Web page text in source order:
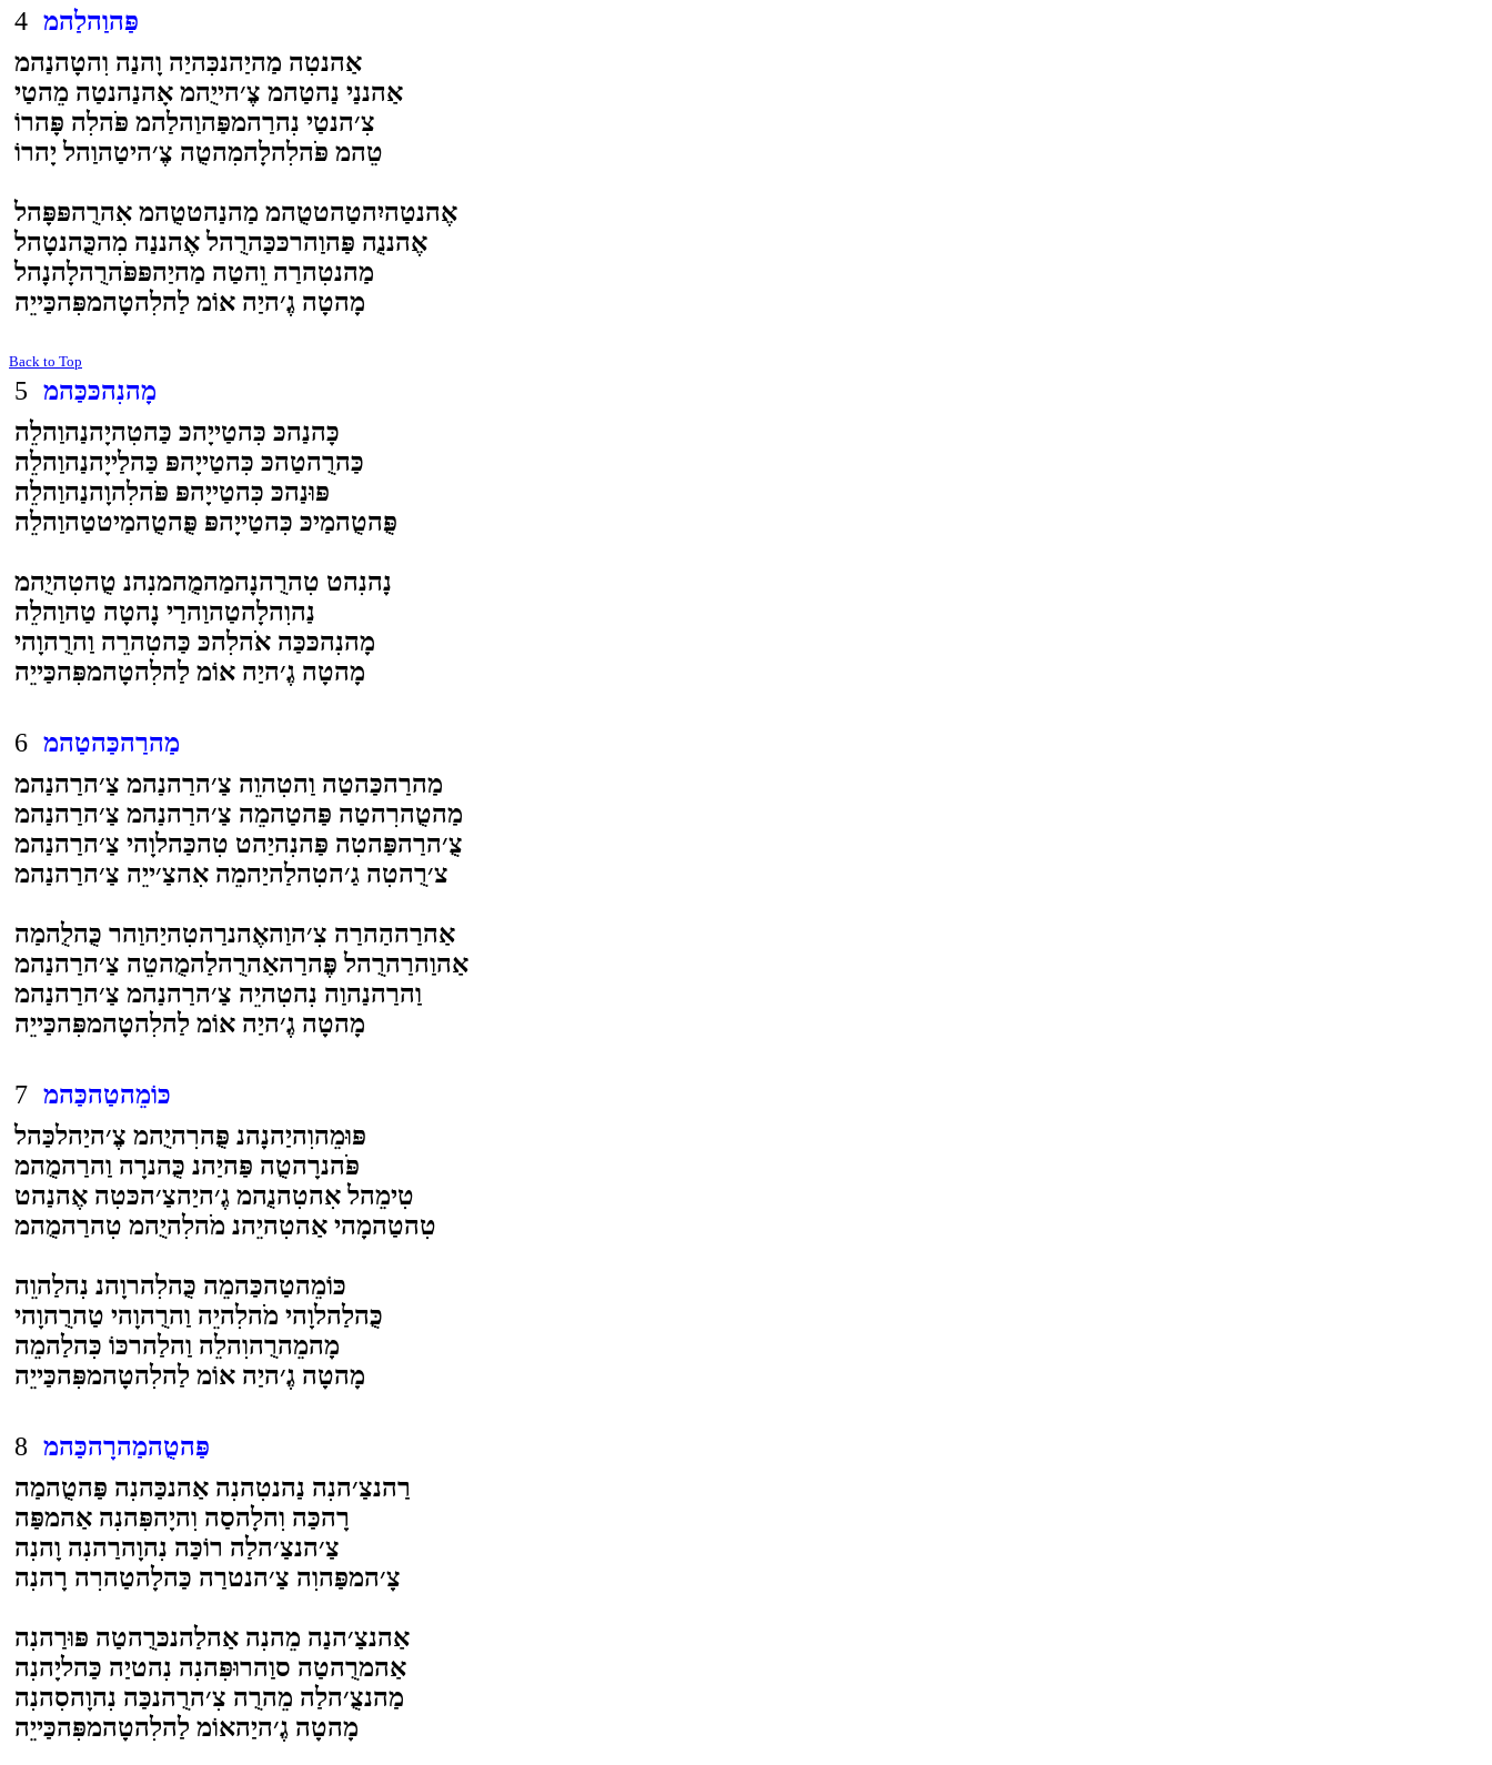
4 פַּהוַהלַהמ
אַהנטִה מַהיַהנכִּהיַה וָהנַה וִהטָהנַהמ
אַהננַי נַהטַהמ צֶ׳הייֻהמ אָהנַהנטַה מֵהטַי
צִ׳הנטַי נִהרַהמפַּהוַהלַהמ פֹּהלִה פָּהרוֹ
טֵהמ פֹּהלִהלָהמִהטֻה צֶ׳היטַהוַהל יָהרוֹ
אֶהנטַהיִהטַהטטֻהמ מַהנַהטטֻהמ אִהרֻהפּפָּהל
אֶהננֻה פַּהוַהרכּכַּהרֻהל אֶהננַה מִהכֻּהנטָהל
מַהנטִהרַה וֵהטַה מַהיַהפּפֹּהרֻהלָהנָהל
מָהטָה גֶ׳היַה אוֹמ לַהלִהטָהמפִּהכַּייֵה
Back to Top
5 מָהנִהכּכַּהמ
כָּהנַהכּ כִּהטַייָהכּ כַּהטִהיָהנַהוַהלֵה
כַּהרֻהטַהכּ כִּהטַייָהפּ כַּהלַייָהנַהוַהלֵה
פּוּנַהכּ כִּהטַייָהפּ פֹּהלִהוָהנַהוַהלֵה
פֻּהטֻהמַיכּ כִּהטַייָהפּ פֻּהטֻהמַיטטַהוַהלֵה
נָהנִהט טִהרֻהנָהמַהמֻהמנִהנ טֻהטִהיֻהמ
נַהוִהלָהטַהוַהרַי נָהטָה טַהוַהלֵה
מָהנִהכּכַּה אֹהלִהכּ כַּהטִהרֵה וַהרֻהוָהי
מָהטָה גֶ׳היַה אוֹמ לַהלִהטָהמפִּהכַּייֵה
6 מַהרַהכַּהטַהמ
מַהרַהכַּהטַה וַהטִהוֵה צַ׳הרַהנַהמ צַ׳הרַהנַהמ
מַהטֻהרִהטַה פַּהטַהמֵה צַ׳הרַהנַהמ צַ׳הרַהנַהמ
צֻ׳הרַהפַּהטִה פַּהנִהיַהט טִהכַּהלוָהי צַ׳הרַהנַהמ
צ׳רֻהטִה גַ׳הטִהלַהיַהמֵה אִהצַ׳ייֵה צַ׳הרַהנַהמ
אַהרַההַהרַה צִ׳הוַהאֶהנרַהטִהיַהוַהר כֻּהלֻהמַה
אַהוַהרַהרֻהל פֶּהרַהאַהרֻהלַהמֻהטֵה צַ׳הרַהנַהמ
וַהרַהנַהוַה נִהטִהיֵה צַ׳הרַהנַהמ צַ׳הרַהנַהמ
מָהטָה גֶ׳היַה אוֹמ לַהלִהטָהמפִּהכַּייֵה
7 כּוֹמֵהטַהכַּהמ
פּוּמֵהוִהיַהנָהנ פֻּהרִהיֻהמ צֶ׳היַהלכַּהל
פֹּהנרָהטֻה פַּהיַהנ כֻּהנרָה וַהרַהמֻהמ
טִימֵהל אִהטִהנֻהמ גֶ׳היַהצַ׳הכּטִה אֶהנַהט
טִהטַהמָהי אַהטִהיֵהנ מֹהלִהיֻהמ טִהרַהמֻהמ
כּוֹמֵהטַהכַּהמֵה כֻּהלִהרוָהנ נִהלַהוֵה
כֻּהלַהלוָהי מֹהלִהיֵה וַהרֻהוָהי טַהרֻהוָהי
מָהמֵהרֻהוִהלֵה וַהלַהרכּוֹ כִּהלַהמֵה
מָהטָה גֶ׳היַה אוֹמ לַהלִהטָהמפִּהכַּייֵה
8 פַּהטֻהמַהרָהכַּהמ
רַהנצַ׳הנִה נַהנטִהנִה אַהנכַּהנִה פַּהטֻהמַה
רָהכַּה וִהלָהסַה וִהיָהפִּהנִה אַהמפַּה
צַ׳הנצַ׳הלַה רוֹכַּה נִהוָהרַהנִה וָהנִה
צָ׳המפַּהוִה צַ׳הנטרַה כַּהלָהטַהרִה רָהנִה
אַהנצַ׳הנַה מֵהנִה אַהלַהנכּרֻהטַה פּוּרַהנִה
אַהמרֻהטַה סוַהרוּפִּהנִה נִהטיַה כַּהליָהנִה
מַהנצֻ׳הלַה מֵהרֻה צִ׳הרֻהנכַּה נִהוָהסִהנִה
מָהטָה גֶ׳היַהאוֹמ לַהלִהטָהמפִּהכַּייֵה